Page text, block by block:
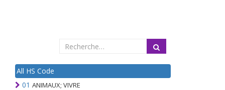
All HS Code
01 ANIMAUX; VIVRE